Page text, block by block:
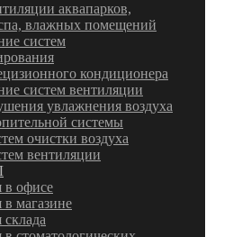
аквапарков,
влажных помещений
систем
кондиционера
систем вентиляции
увлажнения воздуха
системы
очистки воздуха
вентиляции
в офисе
магазине